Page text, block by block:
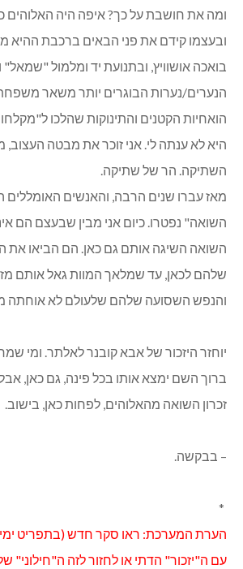
ומה את חושבת על כך? איפה היה האלוהים
ובעצמו קידם את פני הבאים ברכבת ההיא
בואכה אושוויץ, ובתנועת יד ומלמול "שמאל"
הנערים/נערות הבוגרים יותר משאר
הואחיות הקטנים והתינוקות שהלכו
היא לא ענתה לי. אני זוכר את מבטה
השתיקה. הר של שתיקה.
מאז עברו שנים הרבה, והאנשים האומללים
השואה" נפטרו. כיום אני מבין שבעצם הם
השואה השיגה אותם גם כאן. הם הביאו את
שלהם לכאן, עד שמלאך המוות גאל אותם
והנפש השסועה שלהם שלעולם לא אוחתה
יוחזר היזכור של אבא קובנר לאלתר. ומי
ברוך השם ימצא אותו בכל פינה, גם כאן,
זכרון השואה מהאלוהים, לפחות כאן, בישוב.
– בבקשה.
*
הערת המערכת: ראו סקר חדש (בתפריט
עם ה"יזכור" הדתי או לחזור לזה ה"חילוני"